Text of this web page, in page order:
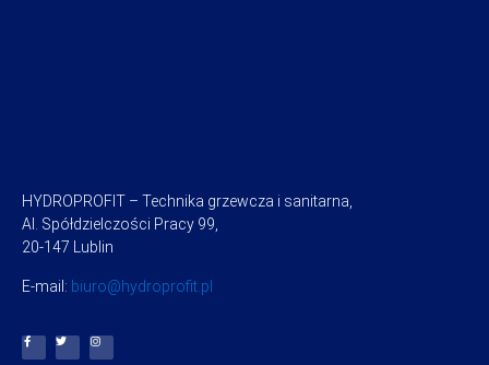
HYDROPROFIT – Technika grzewcza i sanitarna,
Al. Spółdzielczości Pracy 99,
20-147 Lublin
E-mail: biuro@hydroprofit.pl